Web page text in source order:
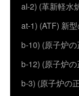
al-2) (革新軽水
at-1) (ATF) 新
b-10) (原子炉
b-12) (原子炉
b-3) (原子炉の